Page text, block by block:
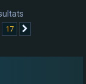
17